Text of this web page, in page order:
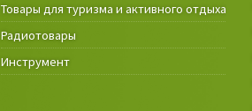
Товары для туризма и активного отдыха
Радиотовары
Инструмент